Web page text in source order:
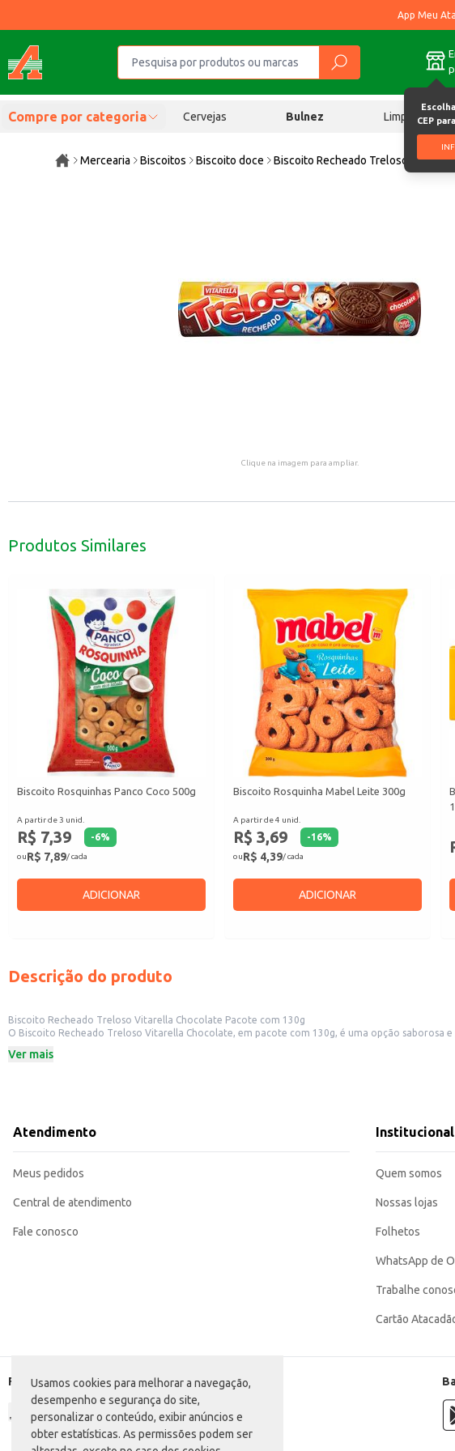
Usamos cookies para melhorar a navegação,
desempenho e segurança do site,
personalizar o conteúdo, exibir anúncios e
obter estatísticas. As permissões podem ser
App Meu
CEP
Compre por categoria Cervejas Bulnez Limpeza
Mercearia Biscoitos Biscoito doce Biscoito Recheado Treloso
Clique na imagem para ampliar.
Produtos Similares
Biscoito Rosquinhas Panco Coco 500g
A partir de 3 unid.
R$ 7,39 -6%
ouR$ 7,89/ cada
ADICIONAR
Biscoito Rosquinha Mabel Leite 300g
A partir de 4 unid.
R$ 3,69 -16%
ouR$ 4,39/ cada
ADICIONAR
Descrição do produto
Biscoito Recheado Treloso Vitarella Chocolate Pacote com 130g
O Biscoito Recheado Treloso Vitarella Chocolate, em pacote com 130g, é uma opção saborosa e prática para diversas ocasiões. Sua embalagem é ideal para revenda
Dicas de uso:
O Biscoito Recheado Treloso Vitarella Chocolate oferece um bom custo-benefício, sendo uma
varejo ou no consumo doméstico.
Marca: Vitarella
Categoria: Biscoito doce
EAN: 15298988
Ver mais
Atendimento
Meus pedidos
Central de atendimento
Fale conosco
Institucional
Quem somos
Nossas lojas
Folhetos
WhatsApp de
Trabalhe
Cartão
Formas de pagamento